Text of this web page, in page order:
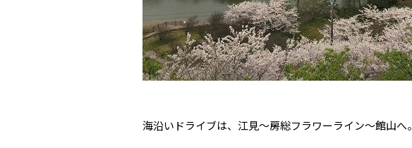
海沿いドライブは、江見～房総フラワーライン～館山へ。